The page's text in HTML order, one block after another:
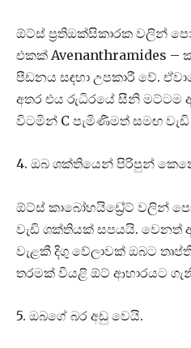
ඕට්ස් ප්‍රතිඔක්සිකාරක වලින්
එකක් Avenanthramides –
පීඩනය සඳහා උපකාරී වේ.
අතර එය රුධිරයේ සීනි මට්ටම
විටමින් C පැමිණීමත් සමඟ
4. ඔබ ශක්තියෙන් පිරිපුන්
ඕට්ස් කාබෝහයිඩ්‍රේට් වලින්
වැඩි ශක්තියක් සපයයි. වෙනත්
වැළකී දිගු වේලාවක් ඔබට
තරමක් වියළි ඕට් ආහාරයට
5. ඔබගේ බර අඩු වෙයි.